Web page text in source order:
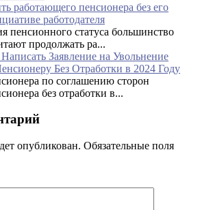
работающего пенсионера без его
работодателя
пенсионного статуса большинство
продолжать ра...
Заявление на Увольнение
Без Отработки в 2024 Году
по соглашению сторон
без отработки в...
опубликован. Обязательные поля